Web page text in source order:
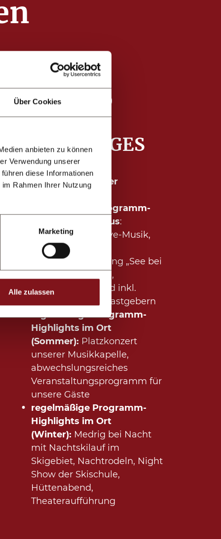
Über Cookies
anbieten zu können
Verwendung unserer
diese Informationen
Rahmen Ihrer Nutzung
Marketing
Alle zulassen
SONSTIGES
Kinderspielzimmer
wöchentliche Programm-
Highlights im Haus:
Tanzabend mit Live-Musik,
geführte
Laternenwanderung „See bei
Nacht entdecken“,
Begrüßungsabend inkl.
Aperitif mit den Gastgebern
regelmäßige Programm-
Highlights im Ort
(Sommer): Platzkonzert
unserer Musikkapelle,
abwechslungsreiches
Veranstaltungsprogramm für
unsere Gäste
regelmäßige Programm-
Highlights im Ort
(Winter): Medrig bei Nacht
mit Nachtskilauf im
Skigebiet, Nachtrodeln, Night
Show der Skischule,
Hüttenabend,
Theateraufführung